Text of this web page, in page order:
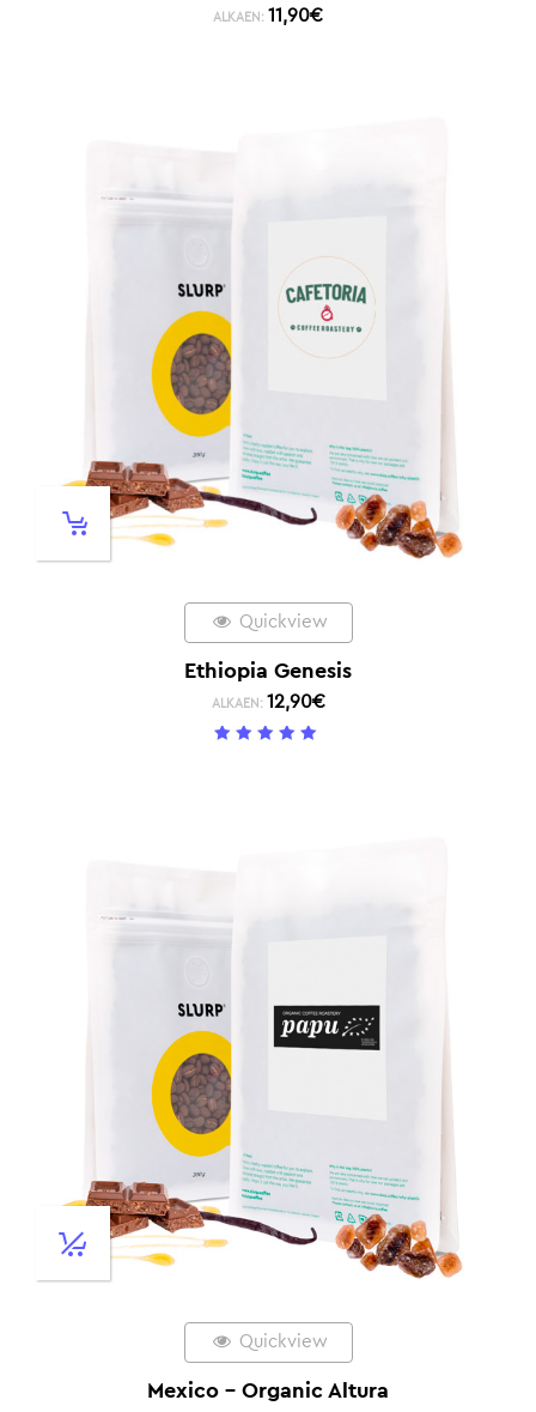
ALKAEN: 11,90€
Quickview
Ethiopia Genesis
ALKAEN: 12,90€
Quickview
Mexico – Organic Altura